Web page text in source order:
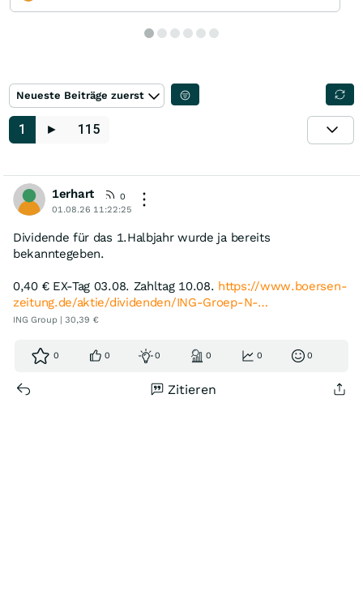
Neueste Beiträge zuerst
1 ► 115
1erhart
0
01.08.26 11:22:25
Dividende für das 1.Halbjahr wurde ja bereits
bekanntegeben.
0,40 € EX-Tag 03.08. Zahltag 10.08. https://www.boersen-
zeitung.de/aktie/dividenden/ING-Groep-N-…
ING Group | 30,39 €
0 0 0 0 0 0
Zitieren